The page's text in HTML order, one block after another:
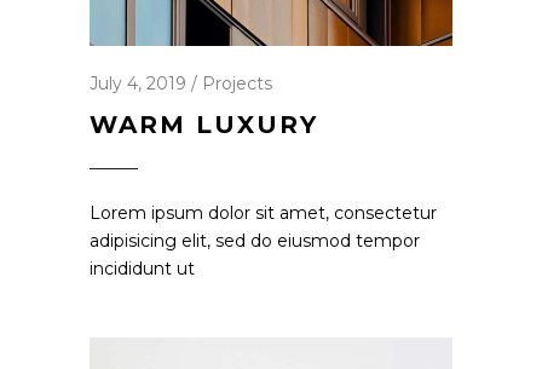
July 4, 2019 Projects
WARM LUXURY
Lorem ipsum dolor sit amet, consectetur
adipisicing elit, sed do eiusmod tempor
incididunt ut